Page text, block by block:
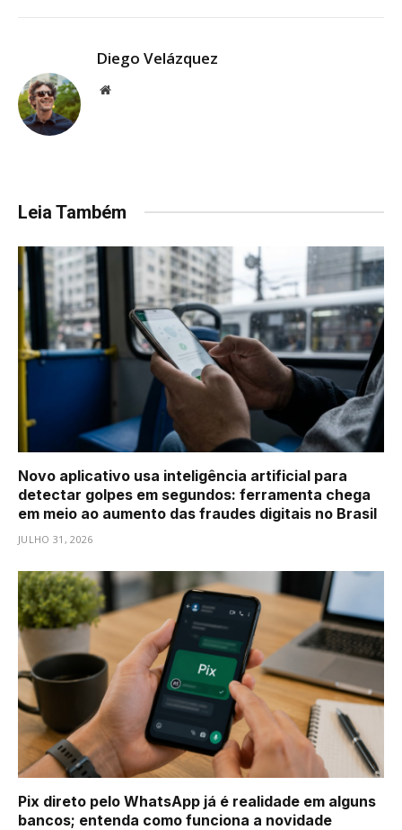
Diego Velázquez
Website
Leia Também
Novo aplicativo usa inteligência artificial para
detectar golpes em segundos: ferramenta chega
em meio ao aumento das fraudes digitais no Brasil
JULHO 31, 2026
Pix direto pelo WhatsApp já é realidade em alguns
bancos; entenda como funciona a novidade